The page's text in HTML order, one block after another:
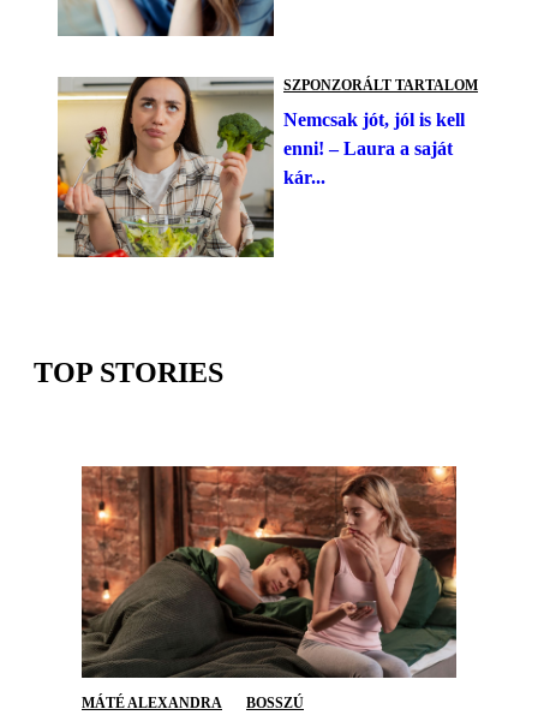
SZPONZORÁLT TARTALOM
Nemcsak jót, jól is kell
enni! – Laura a saját
kár...
TOP STORIES
MÁTÉ ALEXANDRA BOSSZÚ